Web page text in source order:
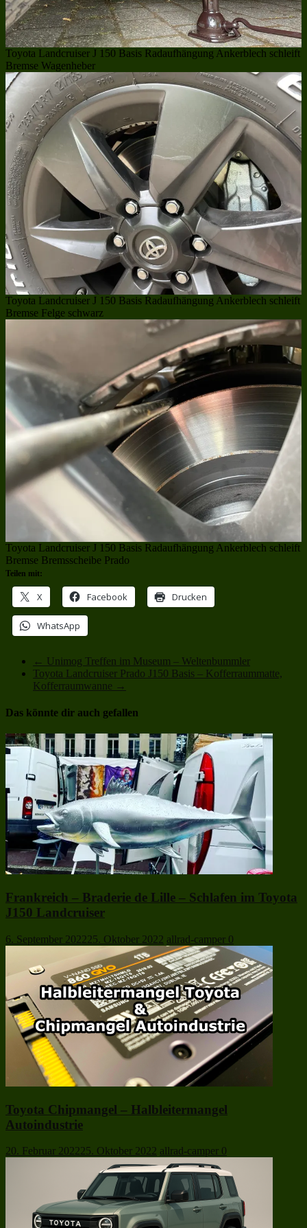
Toyota Landcruiser J 150 Basis Radaufhängung Ankerblech schleift
Bremse Wagenheber
Toyota Landcruiser J 150 Basis Radaufhängung Ankerblech schleift
Bremse Felge schwarz
Toyota Landcruiser J 150 Basis Radaufhängung Ankerblech schleift
Bremse Bremsscheibe Prado
Teilen mit:
X Facebook Drucken
WhatsApp
← Unimog Treffen im Museum – Weltenbummler
Toyota Landcruiser Prado J150 Basis – Kofferraummatte,
Kofferraumwanne →
Das könnte dir auch gefallen
Frankreich – Braderie de Lille – Schlafen im Toyota
J150 Landcruiser
6. September 202225. Oktober 2022 allrad-camper 0
Toyota Chipmangel – Halbleitermangel
Autoindustrie
20. Februar 202225. Oktober 2022 allrad-camper 0